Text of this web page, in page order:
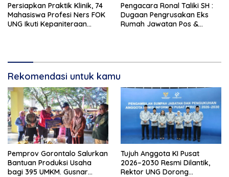
Persiapkan Praktik Klinik, 74
Mahasiswa Profesi Ners FOK
UNG Ikuti Kepaniteraan
Pengacara Ronal Taliki SH :
Dugaan Pengrusakan Eks
Rumah Jawatan Pos &
Profesional
Rekomendasi untuk kamu
Pemprov Gorontalo Salurkan
Bantuan Produksi Usaha
bagi 395 UMKM. Gusnar
Tujuh Anggota KI Pusat
2026–2030 Resmi Dilantik,
Rektor UNG Dorong